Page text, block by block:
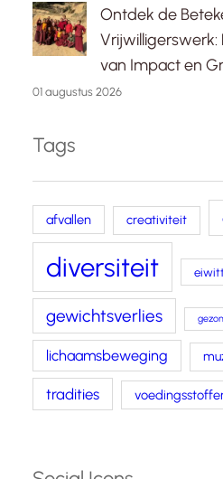
Ontdek de
Vrijwilligerswerk:
van Impact en
01 augustus 2026
Tags
afvallen creativiteit
diversiteit
gewichtsverlies
lichaamsbeweging
tradities